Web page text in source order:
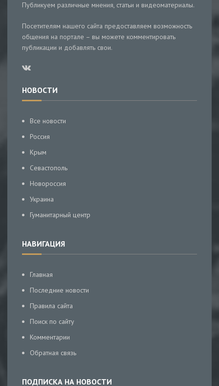
Публикуем различные мнения, статьи и видеоматериалы.
Посетителям нашего сайта предоставляем возможность
общения на портале – вы можете комментировать
публикации и добавлять свои.
НОВОСТИ
Все новости
Россия
Крым
Севастополь
Новороссия
Украина
Гуманитарный центр
НАВИГАЦИЯ
Главная
Последние новости
Правила сайта
Поиск по сайту
Комментарии
Обратная связь
ПОДПИСКА НА НОВОСТИ